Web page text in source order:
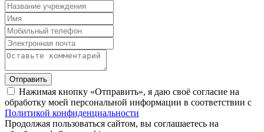
Отправить
Нажимая кнопку «Отправить», я даю своё согласие на
обработку моей персональной информации в соответствии с
Политикой конфиденциальности
Продолжая пользоваться сайтом, вы соглашаетесь на